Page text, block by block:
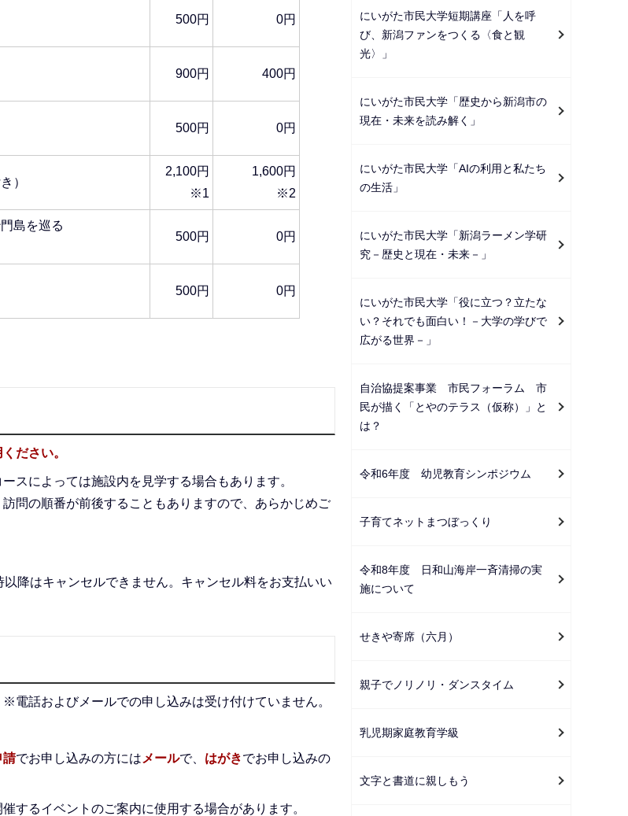
500円 0円
900円 400円
500円 0円
）
2,100円
※1
1,600円
※2
島を巡る
500円 0円
500円 0円
ださい。
スによっては施設内を見学する場合もあります。
問の順番が前後することもありますので、あらかじめご
降はキャンセルできません。キャンセル料をお支払いい
電話およびメールでの申し込みは受け付けていません。
請でお申し込みの方には メールで、 はがきでお申し込みの
するイベントのご案内に使用する場合があります。
にいがた市民大学短期講座「人を呼
び、新潟ファンをつくる〈食と観
光〉」
にいがた市民大学「歴史から新潟市の
現在・未来を読み解く」
にいがた市民大学「AIの利用と私たち
の生活」
にいがた市民大学「新潟ラーメン学研
究－歴史と現在・未来－」
にいがた市民大学「役に立つ？立たな
い？それでも面白い！－大学の学びで
広がる世界－」
自治協提案事業 市民フォーラム 市
民が描く「とやのテラス（仮称）」と
は？
令和6年度 幼児教育シンポジウム
子育てネットまつぼっくり
令和8年度 日和山海岸一斉清掃の実
施について
せきや寄席（六月）
親子でノリノリ・ダンスタイム
乳児期家庭教育学級
文字と書道に親しもう